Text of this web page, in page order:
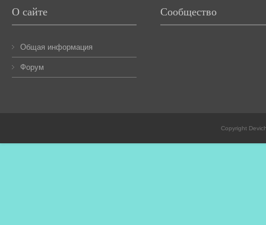
О сайте
Общая информация
Форум
Сообщество
Copyright